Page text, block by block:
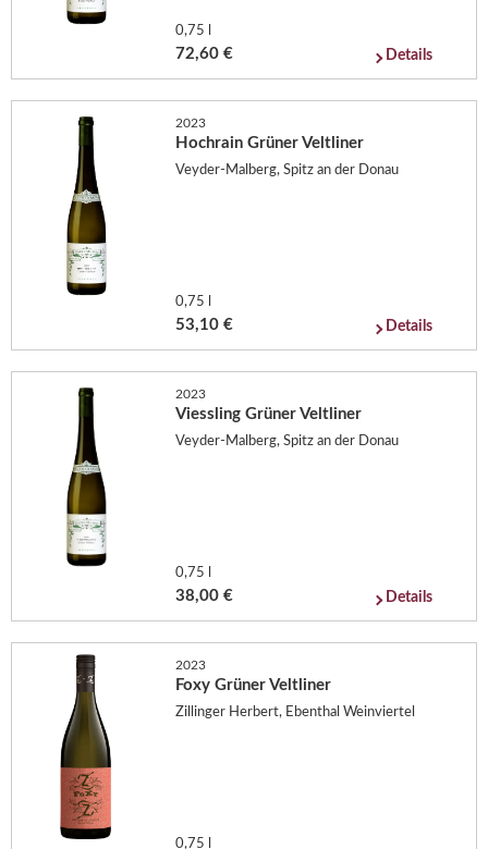
0,75 l
72,60 € Details
2023
Hochrain Grüner Veltliner
Veyder-Malberg, Spitz an der Donau
0,75 l
53,10 € Details
2023
Viessling Grüner Veltliner
Veyder-Malberg, Spitz an der Donau
0,75 l
38,00 € Details
2023
Foxy Grüner Veltliner
Zillinger Herbert, Ebenthal Weinviertel
0,75 l